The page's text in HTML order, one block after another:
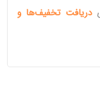
دریافت تخفیف‌ها و